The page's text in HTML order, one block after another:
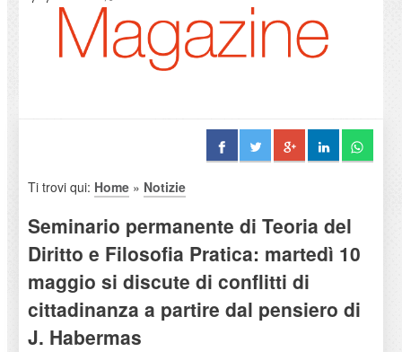
Ti trovi qui: Home» Notizie
Seminario permanente di Teoria del
Diritto e Filosofia Pratica: martedì 10
maggio si discute di conflitti di
cittadinanza a partire dal pensiero di
J. Habermas